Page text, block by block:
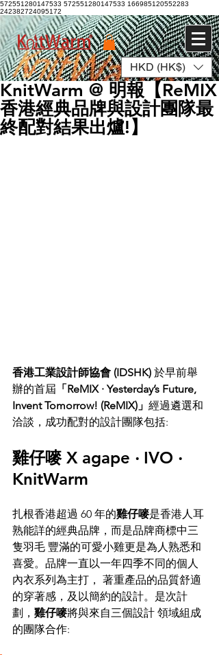
572551280147533 572551280147533 166985120552283
242382724095172
登入 HKD (HK$)
KnitWarm @ 明報【ReMIX
香港經典品牌與設計團隊最
終配對結果出爐!】
香港工業設計師協會 (IDSHK) 於早前舉
辦的首屆 「ReMIX · Yesterday’s Future,
Invent Tomorrow! (ReMIX)」 經過遴選和
洽談，成功配對的設計團隊包括:
雞仔嘜 X agape ‧ IVO ‧
KnitWarm
扎根香港超過 60 年的雞仔嘜是香港人耳
熟能詳的經典品牌，而是品牌商標中三
隻羽毛 豐滿的可愛小雞更是為人熟悉和
喜愛。品牌一直以一年四季不同的個人
內衣系列為主打， 著重產品的品質舒適
的穿著感，及以簡約的設計。是次計
劃， 雞仔嘜將與來自三個設計 領域組成
的團隊合作: